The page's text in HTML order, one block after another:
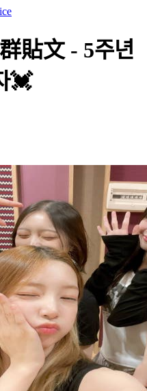
貼文 - 5주년
💓